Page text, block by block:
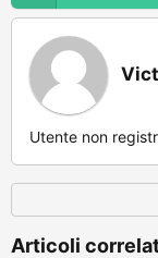
Utente non
Articoli